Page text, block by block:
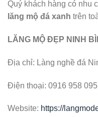
Quý khách hàng có nhu
lăng mộ đá xanh trên
LĂNG MỘ ĐẸP NINH
Địa chỉ: Làng nghề đá
Điện thoại: 0916 958
Website: https://